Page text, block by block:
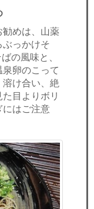
めは、山薬
っかけそ
の風味と、
卵のこって
け合い、絶
目よりボリ
にはご注意